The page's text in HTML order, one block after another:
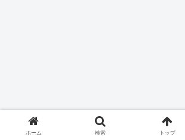
ホーム 検索 トップ